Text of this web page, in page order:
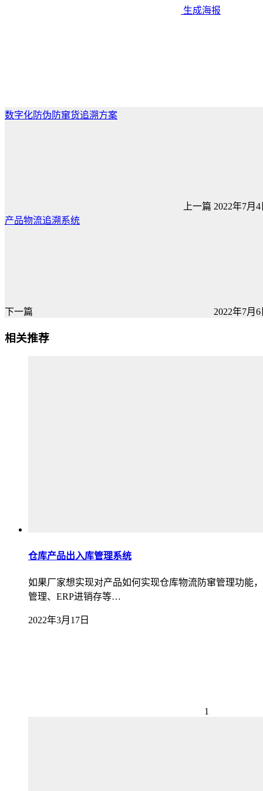
生成海报
数字化防伪防窜货追溯方案
上一篇 2022年7月
产品物流追溯系统
下一篇 2022年7月
相关推荐
仓库产品出入库管理系统
如果厂家想实现对产品如何实现仓库物流防窜管理功能
管理、ERP进销存等…
2022年3月17日
1